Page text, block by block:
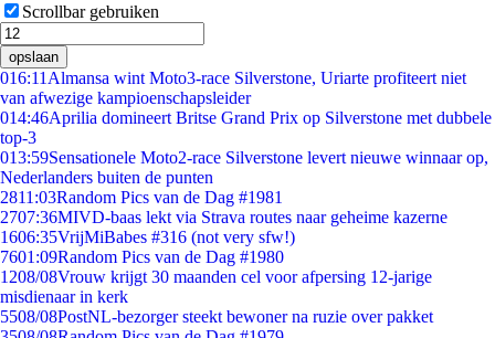
Scrollbar gebruiken
opslaan
016:11 Almansa wint Moto3-race Silverstone, Uriarte profiteert niet
van afwezige kampioenschapsleider
014:46Aprilia domineert Britse Grand Prix op Silverstone met dubbele
top-3
013:59Sensationele Moto2-race Silverstone levert nieuwe winnaar op,
Nederlanders buiten de punten
2811:03Random Pics van de Dag #1981
2707:36MIVD-baas lekt via Strava routes naar geheime kazerne
1606:35VrijMiBabes #316 (not very sfw!)
7601:09Random Pics van de Dag #1980
1208/08Vrouw krijgt 30 maanden cel voor afpersing 12-jarige
misdienaar in kerk
5508/08PostNL-bezorger steekt bewoner na ruzie over pakket